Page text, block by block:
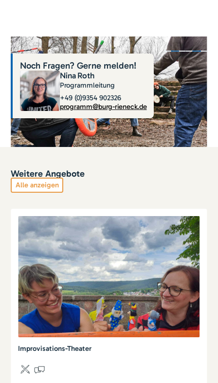
Noch Fragen? Gerne melden!
Nina Roth
Programmleitung
+49 (0)9354 902326
programm@burg-rieneck.de
Weitere Angebote
Alle anzeigen
Improvisations-Theater